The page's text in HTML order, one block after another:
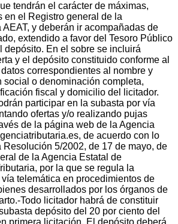
tendrán el carácter de máximas,
en el Registro general de la
y deberán ir acompañadas de
extendido a favor del Tesoro Público
depósito. En el sobre se incluirá
y el depósito constituido conforme al
correspondientes al nombre y
social o denominación completa,
fiscal y domicilio del licitador.
participar en la subasta por vía
ofertas y/o realizando pujas
de la página web de la Agencia
de acuerdo con lo
5/2002, de 17 de mayo, de
de la Agencia Estatal de
por la que se regula la
telemática en procedimientos de
desarrollados por los órganos de
Todo licitador habrá de constituir
depósito del 20 por ciento del
primera licitación. El depósito deberá